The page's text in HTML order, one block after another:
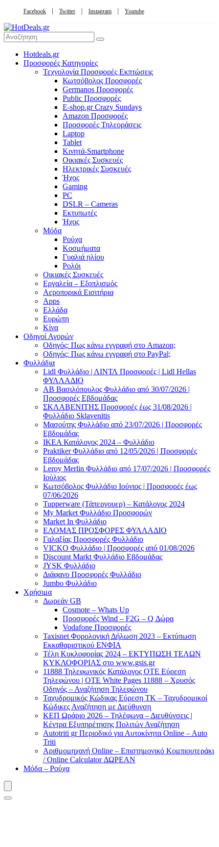
Facebook Twitter Instagram Youtube
Hotdeals.gr
Προσφορές Κατηγορίες
Τεχνολογία Προσφορές Εκπτώσεις
Κωτσόβολος Προσφορές
Germanos Προσφορές
Public Προσφορές
E-shop.gr Crazy Sundays
Amazon Προσφορές
Προσφορές Τηλεοράσεις
Laptop
Tablet
Κινητά-Smartphone
Οικιακές Συσκευές
Hλεκτρικές Συσκευές
Ήχος
Gaming
PC
DSLR – Cameras
Εκτυπωτές
Ήχος
Μόδα
Ρούχα
Κοσμήματα
Γυαλιά ηλίου
Ρολόι
Οικιακές Συσκευές
Εργαλεία – Εξοπλισμός
Αεροπορικά Εισιτήρια
Apps
Ελλάδα
Ευρώπη
Κίνα
Οδηγοί Αγορών
Οδηγός: Πως κάνω εγγραφή στο Amazon;
Οδηγός: Πως κάνω εγγραφή στο PayPal;
Φυλλάδια
Lidl Φυλλάδιο | ΛΙΝΤΛ Προσφορές | Lidl Hellas
ΦΥΛΛΑΔΙΟ
AB Βασιλόπουλος Φυλλάδιο από 30/07/2026 |
Προσφορές Εβδομάδας
ΣΚΛΑΒΕΝΙΤΗΣ Προσφορές έως 31/08/2026 |
Φυλλάδιο Sklavenitis
Μασούτης Φυλλάδιο από 23/07/2026 | Προσφορές
Εβδομάδας
ΙΚΕΑ Κατάλογος 2024 – Φυλλάδιο
Praktiker Φυλλάδιο από 12/05/2026 | Προσφορές
Εβδομάδας
Leroy Merlin Φυλλάδιο από 17/07/2026 | Προσφορές
Ιούλιος
Κωτσόβολος Φυλλάδιο Ιούνιος | Προσφορές έως
07/06/2026
Tupperware (Τάπεργουερ) – Κατάλογος 2024
My Market Φυλλάδιο Προσφορών
Market In Φυλλάδιο
ΕΛΟΜΑΣ ΠΡΟΣΦΟΡΕΣ ΦΥΛΛΑΔΙΟ
Γαλαξίας Προσφορές Φυλλάδιο
VICKO Φυλλάδιο | Προσφορές από 01/08/2026
Discount Markt Φυλλάδιο Εβδομάδας
JYSK Φυλλάδιο
Διάφανο Προσφορές Φυλλάδιο
Jumbo Φυλλάδιο
Χρήσιμα
Δωρεάν GB
Cosmote – Whats Up
Προσφορές Wind – F2G – Q Δώρα
Vodafone Προσφορές
Taxisnet Φορολογική Δήλωση 2023 – Εκτύπωση
Εκκαθαριστικού EΝΦΙΑ
Τέλη Kυκλοφορίας 2024 – ΕΚΤΥΠΩΣΗ ΤΕΛΩΝ
ΚΥΚΛΟΦΟΡΙΑΣ στο www.gsis.gr
11888 Τηλεφωνικός Κατάλογος ΟΤΕ Εύρεση
Τηλεφώνου | OTE White Pages 11888 – Χρυσός
Οδηγός – Αναζήτηση Τηλεφώνου
Ταχυδρομικός Κώδικας Εύρεση ΤΚ – Ταχυδρομικοί
Κώδικες Αναζήτηση με Διεύθυνση
ΚΕΠ Ωράριο 2026 – Τηλέφωνα – Διευθύνσεις |
Κέντρα Εξυπηρέτησης Πολιτών Αναζήτηση
Autotriti gr Περιοδικό για Αυτοκίνητα Online – Auto
Triti
Αριθμομηχανή Online – Επιστημονικό Κομπιουτεράκι
/ Online Calculator ΔΩΡΕΑΝ
Μόδα – Ρούχα